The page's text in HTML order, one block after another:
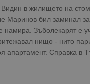
в жилището на
Маринов бил заминал
Зъболекарят е
нищо - нито
апартамент. Справка в